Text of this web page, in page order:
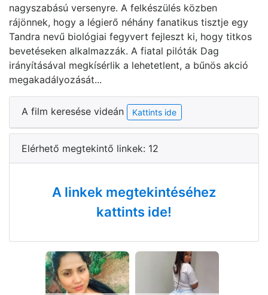
nagyszabású versenyre. A felkészülés közben
rájönnek, hogy a légierő néhány fanatikus tisztje egy
Tandra nevű biológiai fegyvert fejleszt ki, hogy titkos
bevetéseken alkalmazzák. A fiatal pilóták Dag
irányításával megkísérlik a lehetetlent, a bűnös akció
megakadályozását...
A film keresése videán Kattints ide
Elérhető megtekintő linkek: 12
A linkek megtekintéséhez
kattints ide!